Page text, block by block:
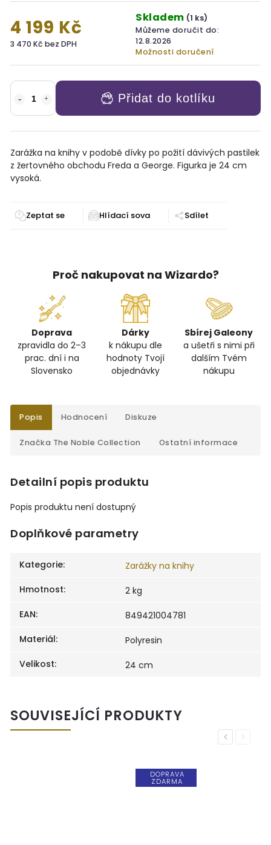
4 199 Kč
3 470 Kč bez DPH
Skladem (1 ks)
Můžeme doručit do:
12.8.2026
Možnosti doručení
Přidat do kotlíku
Zarážka na knihy v podobě dívky po požití dávivých pastilek
z žertovného obchodu Freda a George. Figurka je 24 cm
vysoká.
Zeptat se Sdílet
Proč nakupovat na Wizardo?
Doprava
zpravidla do 2–3
prac. dní i na
Slovensko
Dárky
k nákupu dle
hodnoty Tvojí
objednávky
Sbírej Galeony
a ušetři s nimi při
dalším Tvém
nákupu
Popis Hodnocení Diskuze
Značka The Noble Collection Ostatní informace
Detailní popis produktu
Popis produktu není dostupný
Doplňkové parametry
Kategorie:
Zarážky na knihy
Hmotnost:
2 kg
EAN:
849421004781
Materiál:
Polyresin
Velikost: 24 cm
SOUVISEJÍCÍ PRODUKTY
Previous
DOPRAVA
ZDARMA
Next